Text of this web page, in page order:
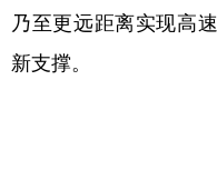
乃至更远距离实现高
新支撑。